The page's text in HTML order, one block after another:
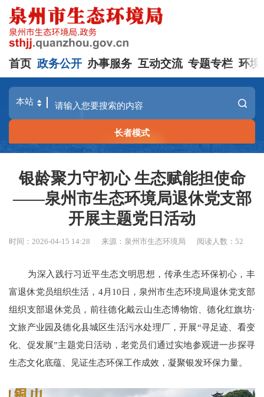
首页 政务公开 办事服务 互动交流 专题专栏 环境
长者模式
银龄聚力守初心 生态赋能担使命
——泉州市生态环境局退休党支部
开展主题党日活动
时间：2026-04-15 14:28 来源：泉州市生态环境局 阅读人数：52
为深入践行习近平生态文明思想，传承生态环保初心，丰
富退休党员组织生活， 4月10日，泉州市生态环境局退休党支部
组织支部退休党员，前往德化戴云山生态博物馆、德化红旗坊·
文旅产业园及德化县城区生活污水处理厂，开展“寻足迹、看变
化、促发展”主题党日活动，老党员们通过实地参观进一步探寻
生态文化底蕴、见证生态环保工作成效，凝聚银发环保力量。